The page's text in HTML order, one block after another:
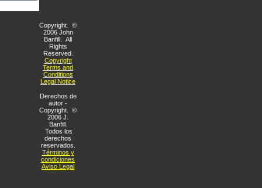
Copyright. ©
2006 John
Banfill. All
Rights
Reserved.
Copyright
Terms and
Conditions
Legal Notice
Derechos de
autor -
Copyright. ©
2006 J.
Banfill.
Todos los
derechos
reservados.
Términos y
condiciones
Aviso Legal